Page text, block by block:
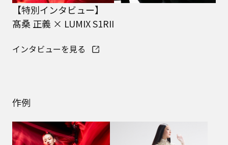
【特別インタビュー】
髙桑 正義 × LUMIX S1RII
インタビューを見る
作例